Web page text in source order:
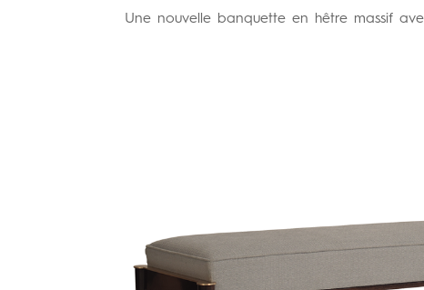
Une nouvelle banquette en hêtre massif